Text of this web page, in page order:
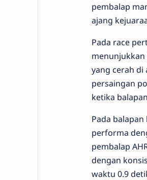
pembalap
ajang
Pada race
menunjukkan
yang cerah di
persaingan
ketika
Pada
performa
pembalap
dengan
waktu 0.9